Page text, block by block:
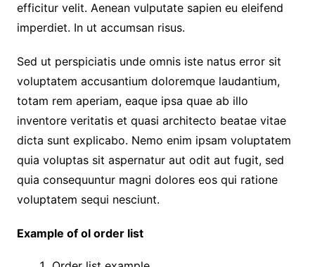
efficitur velit. Aenean vulputate sapien eu eleifend
imperdiet. In ut accumsan risus.
Sed ut perspiciatis unde omnis iste natus error sit
voluptatem accusantium doloremque laudantium,
totam rem aperiam, eaque ipsa quae ab illo
inventore veritatis et quasi architecto beatae vitae
dicta sunt explicabo. Nemo enim ipsam voluptatem
quia voluptas sit aspernatur aut odit aut fugit, sed
quia consequuntur magni dolores eos qui ratione
voluptatem sequi nesciunt.
Example of ol order list